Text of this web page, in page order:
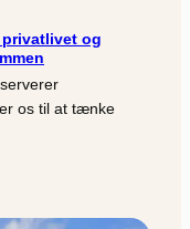
og
os til at tænke